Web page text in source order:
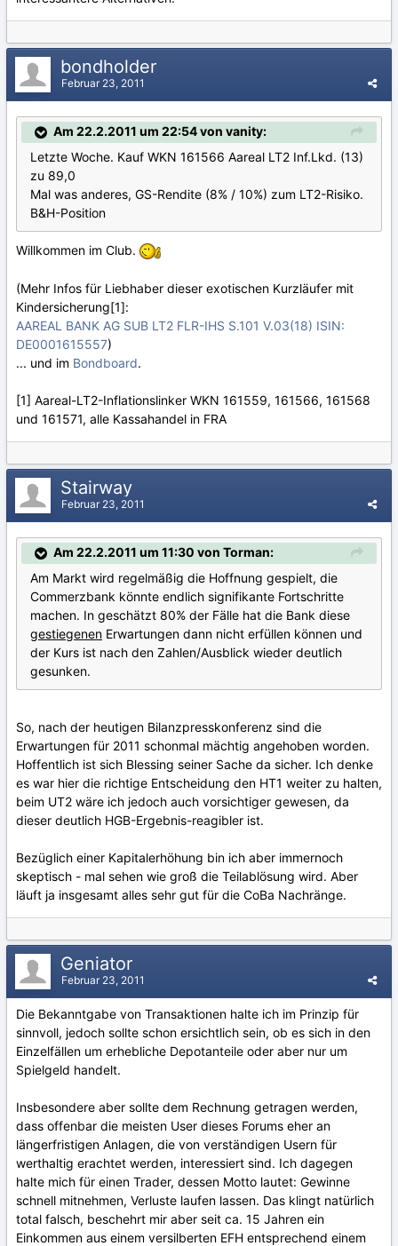
bondholder
Februar 23, 2011
Am 22.2.2011 um 22:54 von vanity:
Letzte Woche. Kauf WKN 161566 Aareal LT2 Inf.Lkd. (13)
zu 89,0
Mal was anderes, GS-Rendite (8% / 10%) zum LT2-Risiko.
B&H-Position
Willkommen im Club.
(Mehr Infos für Liebhaber dieser exotischen Kurzläufer mit
Kindersicherung[1]:
AAREAL BANK AG SUB LT2 FLR-IHS S.101 V.03(18) ISIN:
DE0001615557)
... und im Bondboard.
[1] Aareal-LT2-Inflationslinker WKN 161559, 161566, 161568
und 161571, alle Kassahandel in FRA
Stairway
Februar 23, 2011
Am 22.2.2011 um 11:30 von Torman:
Am Markt wird regelmäßig die Hoffnung gespielt, die
Commerzbank könnte endlich signifikante Fortschritte
machen. In geschätzt 80% der Fälle hat die Bank diese
gestiegenen Erwartungen dann nicht erfüllen können und
der Kurs ist nach den Zahlen/Ausblick wieder deutlich
gesunken.
So, nach der heutigen Bilanzpresskonferenz sind die
Erwartungen für 2011 schonmal mächtig angehoben worden.
Hoffentlich ist sich Blessing seiner Sache da sicher. Ich denke
es war hier die richtige Entscheidung den HT1 weiter zu halten,
beim UT2 wäre ich jedoch auch vorsichtiger gewesen, da
dieser deutlich HGB-Ergebnis-reagibler ist.
Bezüglich einer Kapitalerhöhung bin ich aber immernoch
skeptisch - mal sehen wie groß die Teilablösung wird. Aber
läuft ja insgesamt alles sehr gut für die CoBa Nachränge.
Geniator
Februar 23, 2011
Die Bekanntgabe von Transaktionen halte ich im Prinzip für
sinnvoll, jedoch sollte schon ersichtlich sein, ob es sich in den
Einzelfällen um erhebliche Depotanteile oder aber nur um
Spielgeld handelt.
Insbesondere aber sollte dem Rechnung getragen werden,
dass offenbar die meisten User dieses Forums eher an
längerfristigen Anlagen, die von verständigen Usern für
werthaltig erachtet werden, interessiert sind. Ich dagegen
halte mich für einen Trader, dessen Motto lautet: Gewinne
schnell mitnehmen, Verluste laufen lassen. Das klingt natürlich
total falsch, beschehrt mir aber seit ca. 15 Jahren ein
Einkommen aus einem versilberten EFH entsprechend einem